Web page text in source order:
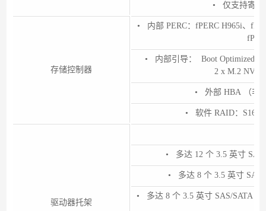
• 仅支持寄存
存储控制器
• 内部 PERC：fPERC H965i、
• 内部引导： Boot Optimized
2 x M.2
• 外部 HBA （非
• 软件 RAID：S160
驱动器托架
• 多达 12 个 3.5 英寸
• 多达 8 个 3.5 英寸 SAS/
• 多达 8 个 3.5 英寸 SAS/SATA